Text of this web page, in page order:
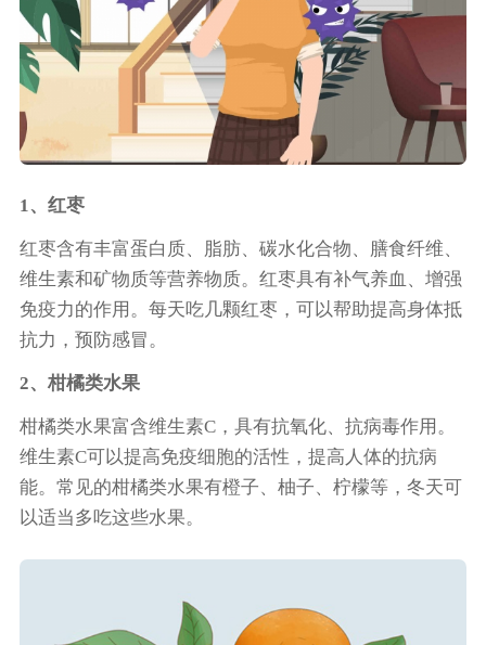
1、红枣
红枣含有丰富蛋白质、脂肪、碳水化合物、膳食纤维、
维生素和矿物质等营养物质。红枣具有补气养血、增强
免疫力的作用。每天吃几颗红枣，可以帮助提高身体抵
抗力，预防感冒。
2、柑橘类水果
柑橘类水果富含维生素C，具有抗氧化、抗病毒作用。
维生素C可以提高免疫细胞的活性，提高人体的抗病
能。常见的柑橘类水果有橙子、柚子、柠檬等，冬天可
以适当多吃这些水果。